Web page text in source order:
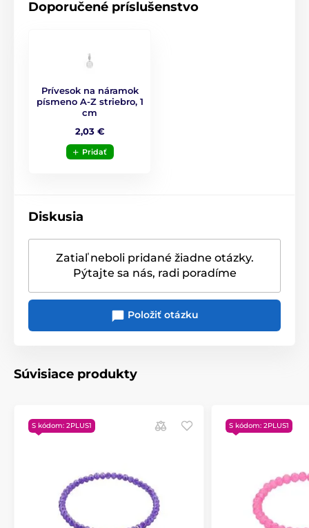
Značka Biba je známa kvalitným spracovaním a
moderným dizajnom, ktorý vás nikdy neomrzí.
Doporučené príslušenstvo
Prívesok na náramok
písmeno A-Z striebro, 1
cm
2,03 €
Pridať
Diskusia
Zatiaľ neboli pridané žiadne otázky.
Pýtajte sa nás, radi poradíme
Položiť otázku
Súvisiace produkty
S kódom: 2PLUS1 S kódom: 2PLUS1